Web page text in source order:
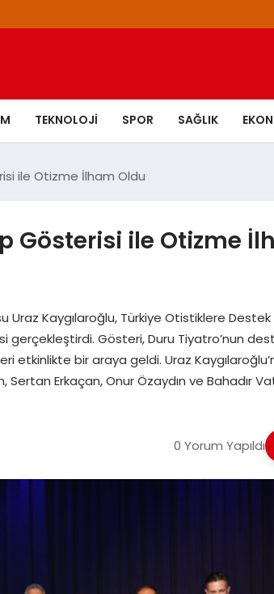
TEKNOLOJI SPOR SAĞLIK
ile Otizme İlham Oldu
Gösterisi ile Otizme
Uraz Kaygılaroğlu, Türkiye Otistiklere
gerçekleştirdi. Gösteri, Duru Tiyatro’nun
etkinlikte bir araya geldi. Uraz
Sertan Erkaçan, Onur Özaydın ve Bahadır
0 Yorum Yapıldı